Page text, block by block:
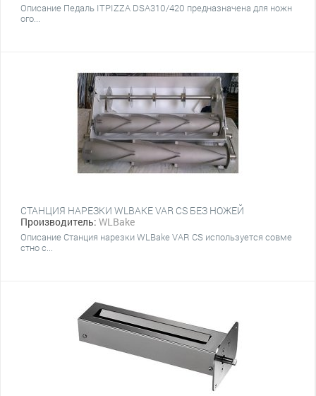
Описание Педаль ITPIZZA DSA310/420 предназначена для ножн
ого...
СТАНЦИЯ НАРЕЗКИ WLBAKE VAR CS БЕЗ НОЖЕЙ
Производитель: WLBake
Описание Станция нарезки WLBake VAR CS используется совме
стно с...